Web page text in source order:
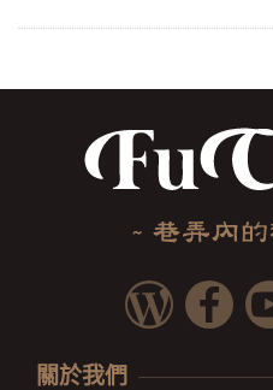
關於我們